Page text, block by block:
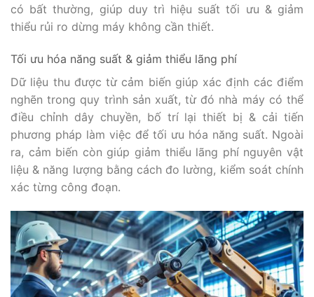
có bất thường, giúp duy trì hiệu suất tối ưu & giảm
thiểu rủi ro dừng máy không cần thiết.
Tối ưu hóa năng suất & giảm thiểu lãng phí
Dữ liệu thu được từ cảm biến giúp xác định các điểm
nghẽn trong quy trình sản xuất, từ đó nhà máy có thể
điều chỉnh dây chuyền, bố trí lại thiết bị & cải tiến
phương pháp làm việc để tối ưu hóa năng suất. Ngoài
ra, cảm biến còn giúp giảm thiểu lãng phí nguyên vật
liệu & năng lượng bằng cách đo lường, kiểm soát chính
xác từng công đoạn.